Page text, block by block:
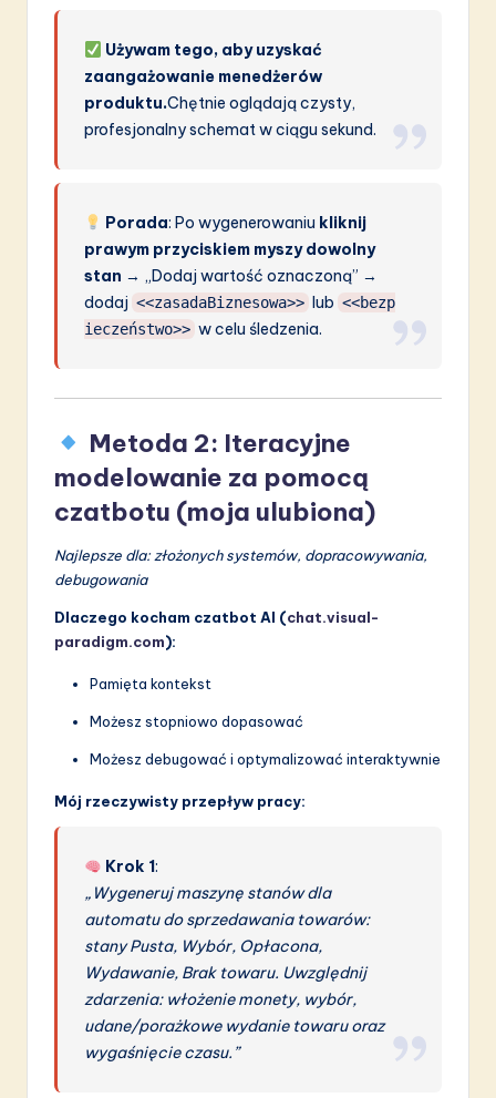
Używam tego, aby uzyskać
zaangażowanie menedżerów
produktu.Chętnie oglądają czysty,
profesjonalny schemat w ciągu sekund.
Porada: Po wygenerowaniu kliknij
prawym przyciskiem myszy dowolny
stan → „Dodaj wartość oznaczoną” →
dodaj <<zasadaBiznesowa>> lub <<bezp
ieczeństwo>> w celu śledzenia.
Metoda 2: Iteracyjne
modelowanie za pomocą
czatbotu (moja ulubiona)
Najlepsze dla: złożonych systemów, dopracowywania,
debugowania
Dlaczego kocham czatbot AI (chat.visual-
paradigm.com):
Pamięta kontekst
Możesz stopniowo dopasować
Możesz debugować i optymalizować interaktywnie
Mój rzeczywisty przepływ pracy:
Krok 1:
„Wygeneruj maszynę stanów dla
automatu do sprzedawania towarów:
stany Pusta, Wybór, Opłacona,
Wydawanie, Brak towaru. Uwzględnij
zdarzenia: włożenie monety, wybór,
udane/porażkowe wydanie towaru oraz
wygaśnięcie czasu.”